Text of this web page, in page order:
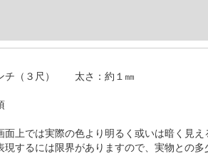
チ（３尺） 太さ：約１㎜
面上では実際の色より明るく或いは暗く見
現するには限界がありますので、実物との